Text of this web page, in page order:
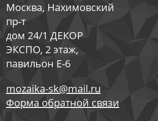
Москва, Нахимовский
пр-т
дом 24/1 ДЕКОР
ЭКСПО, 2 этаж,
павильон Е-6
mozaika-sk@mail.ru
Форма обратной связи